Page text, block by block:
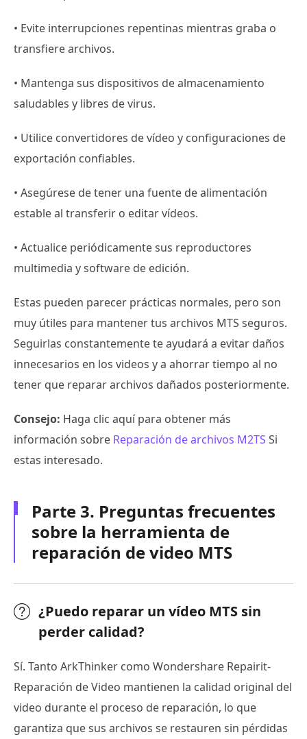
• Evite interrupciones repentinas mientras graba o
transfiere archivos.
• Mantenga sus dispositivos de almacenamiento
saludables y libres de virus.
• Utilice convertidores de vídeo y configuraciones de
exportación confiables.
• Asegúrese de tener una fuente de alimentación
estable al transferir o editar vídeos.
• Actualice periódicamente sus reproductores
multimedia y software de edición.
Estas pueden parecer prácticas normales, pero son
muy útiles para mantener tus archivos MTS seguros.
Seguirlas constantemente te ayudará a evitar daños
innecesarios en los videos y a ahorrar tiempo al no
tener que reparar archivos dañados posteriormente.
Consejo: Haga clic aquí para obtener más
información sobre Reparación de archivos M2TS Si
estas interesado.
Parte 3. Preguntas frecuentes
sobre la herramienta de
reparación de video MTS
¿Puedo reparar un vídeo MTS sin
perder calidad?
Sí. Tanto ArkThinker como Wondershare Repairit-
Reparación de Video mantienen la calidad original del
video durante el proceso de reparación, lo que
garantiza que sus archivos se restauren sin pérdidas